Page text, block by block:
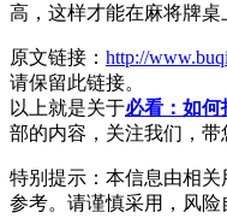
高，这样才能在麻将牌桌
原文链接： http://
请保留此链接。
以上就是关于必看：如何
部的内容，关注我们，带
特别提示：本信息由相
参考。请谨慎采用，风险